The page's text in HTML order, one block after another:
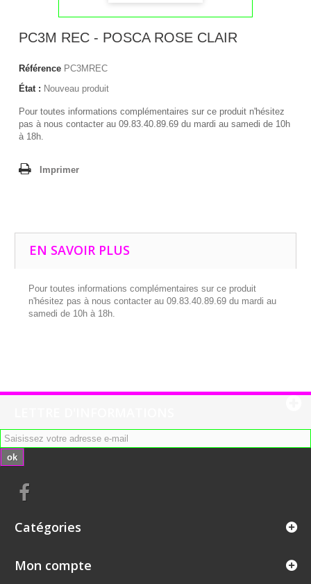
PC3M REC - POSCA ROSE CLAIR
Référence PC3MREC
État : Nouveau produit
Pour toutes informations complémentaires sur ce produit n'hésitez
pas à nous contacter au 09.83.40.89.69 du mardi au samedi de 10h
à 18h.
Imprimer
EN SAVOIR PLUS
Pour toutes informations complémentaires sur ce produit
n'hésitez pas à nous contacter au 09.83.40.89.69 du mardi au
samedi de 10h à 18h.
ok
Catégories
Mon compte